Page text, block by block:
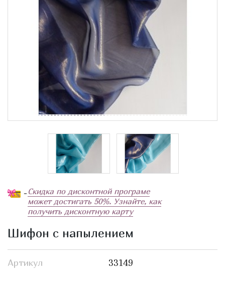
- Скидка по дисконтной програме
может достигать 50%. Узнайте, как
получить дисконтную карту
Шифон с напылением
Артикул 33149